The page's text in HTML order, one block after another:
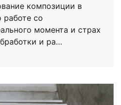
композиции в
работе со
момента и страх
и ра…